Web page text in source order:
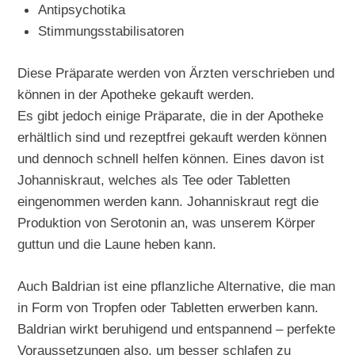
Antipsychotika
Stimmungsstabilisatoren
Diese Präparate werden von Ärzten verschrieben und
können in der Apotheke gekauft werden.
Es gibt jedoch einige Präparate, die in der Apotheke
erhältlich sind und rezeptfrei gekauft werden können
und dennoch schnell helfen können. Eines davon ist
Johanniskraut, welches als Tee oder Tabletten
eingenommen werden kann. Johanniskraut regt die
Produktion von Serotonin an, was unserem Körper
guttun und die Laune heben kann.
Auch Baldrian ist eine pflanzliche Alternative, die man
in Form von Tropfen oder Tabletten erwerben kann.
Baldrian wirkt beruhigend und entspannend – perfekte
Voraussetzungen also, um besser schlafen zu